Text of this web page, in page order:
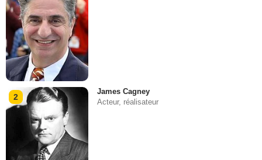
2
James Cagney
Acteur, réalisateur